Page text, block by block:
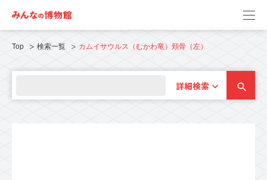
Top 検索一覧 カムイサウルス（むかわ竜）頬骨（左）
詳細検索